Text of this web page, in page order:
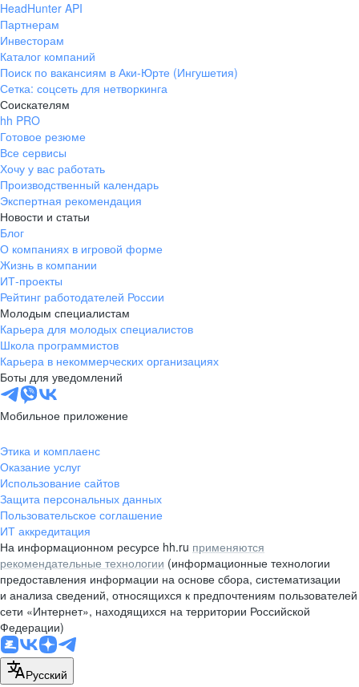
ул. Янковского, д. 169, 7 этаж,
706 каб.
+7 861 205-55-57
pr@krd.hh.ru
Владивосток
пер. Ланинский д. 4, офис 3.4
+7 423 202-33-28
pr@dv.hh.ru
Новосибирск
ул. Большевистская, д. 35,
помещение 21
+7 383 207-94-64
pr@nsk.hh.ru
Минск
пр-т Дзержинского, д. 57,
10 этаж, помещение 45-1
pr@rabota.by
Алматы
пр. Абая, д. 151, БЦ Алатау,
12 этаж, офис 1209
+7 727 232-13-13
pr@headhunter.com.kz
HeadHunter API
Партнерам
Инвесторам
Каталог компаний
Поиск по вакансиям в Аки-Юрте (Ингушетия)
Сетка: соцсеть для нетворкинга
Соискателям
hh PRO
Готовое резюме
Все сервисы
Хочу у вас работать
Производственный календарь
Экспертная рекомендация
Новости и статьи
Блог
О компаниях в игровой форме
Жизнь в компании
ИТ-проекты
Рейтинг работодателей России
Молодым специалистам
Карьера для молодых специалистов
Школа программистов
Карьера в некоммерческих организациях
Боты для уведомлений
Мобильное приложение
Этика и комплаенс
Оказание услуг
Использование сайтов
Защита персональных данных
Пользовательское соглашение
ИТ аккредитация
На информационном ресурсе hh.ru применяются
рекомендательные технологии (информационные технологии
предоставления информации на основе сбора, систематизации
и анализа сведений, относящихся к предпочтениям пользователей
сети «Интернет», находящихся на территории Российской
Федерации)
Русский